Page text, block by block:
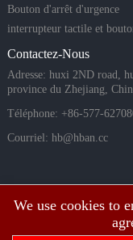
We use cookies to
Bouton d'arrêt d'urgence
interrupteur tactile et
Contactez-Nous
Adresse: huxi 2ND road,
province du Zhejiang,
Téléphone: +86-577-
Courriel: hb@hban.cc